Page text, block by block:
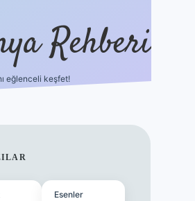
Rehberi
eğlenceli keşfet!
Esenler
tulipbet güncel